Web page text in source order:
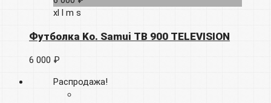
xl l m s
Футболка Ko. Samui TB 900 TELEVISION
6 000 ₽
Распродажа!